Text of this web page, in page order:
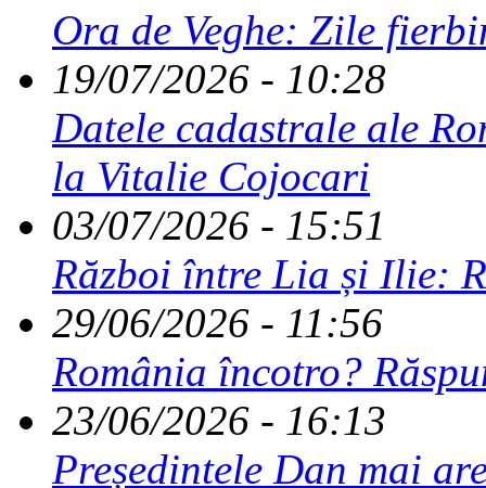
Ora de Veghe: Zile
19/07/2026 - 10:28
Datele cadastrale ale
la Vitalie Cojocari
03/07/2026 - 15:51
Război între Lia și Ilie:
29/06/2026 - 11:56
România încotro?
23/06/2026 - 16:13
Președintele Dan mai